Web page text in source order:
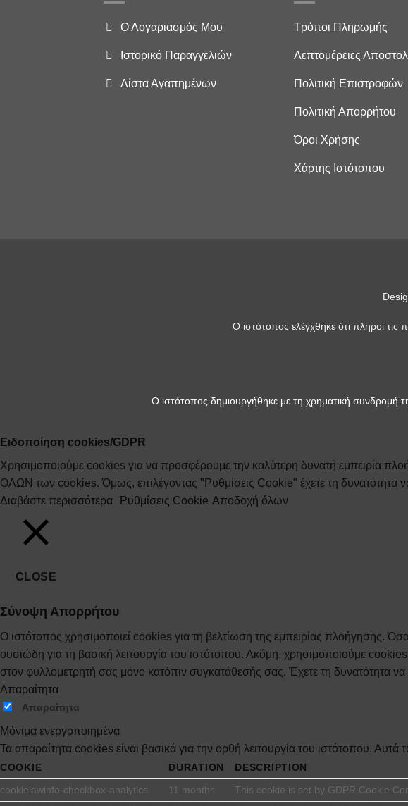
Ο Λογαριασμός Μου
Ιστορικό Παραγγελιών
Λίστα Αγαπημένων
Τρόποι Πληρωμής
Λεπτομέρειες
Πολιτική Επιστροφών
Πολιτική Απορρήτου
Όροι Χρήσης
Χάρτης Ιστότοπου
Ο ιστότοπος ελέγχθηκε ότι πληροί
Ο ιστότοπος δημιουργήθηκε με τη χρηματική συνδρομή
Ειδοποίηση cookies/GDPR
Χρησιμοποιούμε cookies για να προσφέρουμε την καλύτερη δυνατή εμπειρία
ΟΛΩΝ των cookies. Όμως, επιλέγοντας "Ρυθμίσεις Cookie" έχετε τη δυνατότητα να
Διαβάστε περισσότερα
Ρυθμίσεις Cookie Αποδοχή όλων
CLOSE
Σύνοψη Απορρήτου
Ο ιστότοπος χρησιμοποιεί cookies για τη βελτίωση της εμπειρίας πλοήγησης.
ουσιώδη για τη βασική λειτουργία του ιστότοπου. Ακόμη, χρησιμοποιούμε
στον φυλλομετρητή σας μόνο κατόπιν συγκατάθεσής σας. Έχετε τη δυνατότητα
Απαραίτητα
Απαραίτητα
Μόνιμα ενεργοποιημένα
Τα απαραίτητα cookies είναι βασικά για την ορθή λειτουργία του ιστότοπου.
COOKIE DURATION
DESCRIPTION
cookielawinfo-checkbox-analytics
11 months This cookie is set by GDPR Cookie